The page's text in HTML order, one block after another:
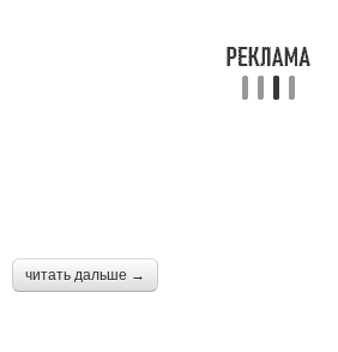
читать дальше →